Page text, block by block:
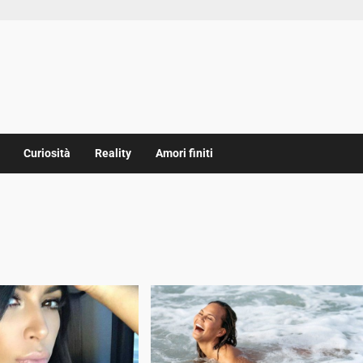
Curiosità Reality Amori finiti